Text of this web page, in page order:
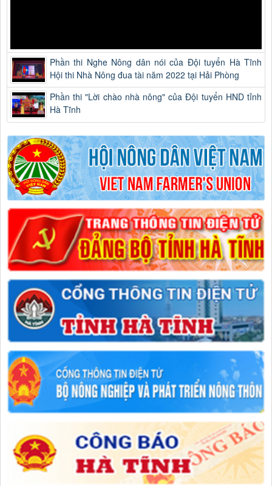
Phần thi Nghe Nông dân nói của Đội tuyển Hà Tĩnh
Hội thi Nhà Nông đua tài năm 2022 tại Hải Phòng
Phần thi "Lời chào nhà nông" của Đội tuyển HND tỉnh
Hà Tĩnh